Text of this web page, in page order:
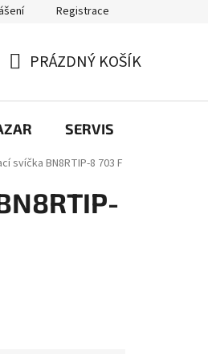
Registrace
KOŠÍK
PRÁZDNÝ KOŠÍK
SERVIS
svíčka BN8RTIP-8 703 F